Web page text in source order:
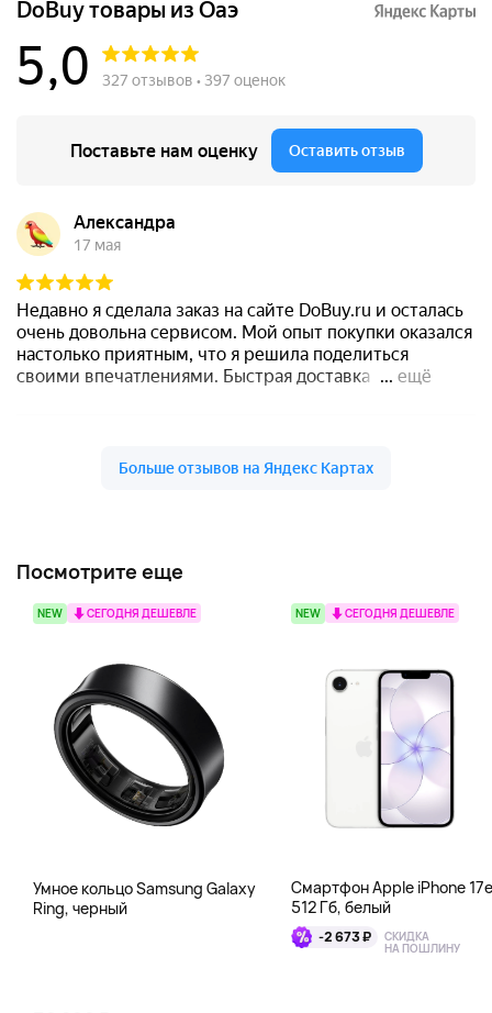
Посмотрите еще
NEW СЕГОДНЯ ДЕШЕВЛЕ
Умное кольцо Samsung Galaxy
Ring, черный
NEW СЕГОДНЯ ДЕШЕВЛЕ
Смартфон Apple iPhone 17e
512 Гб, белый
-2 673 ₽ СКИДКА
НА ПОШЛИНУ